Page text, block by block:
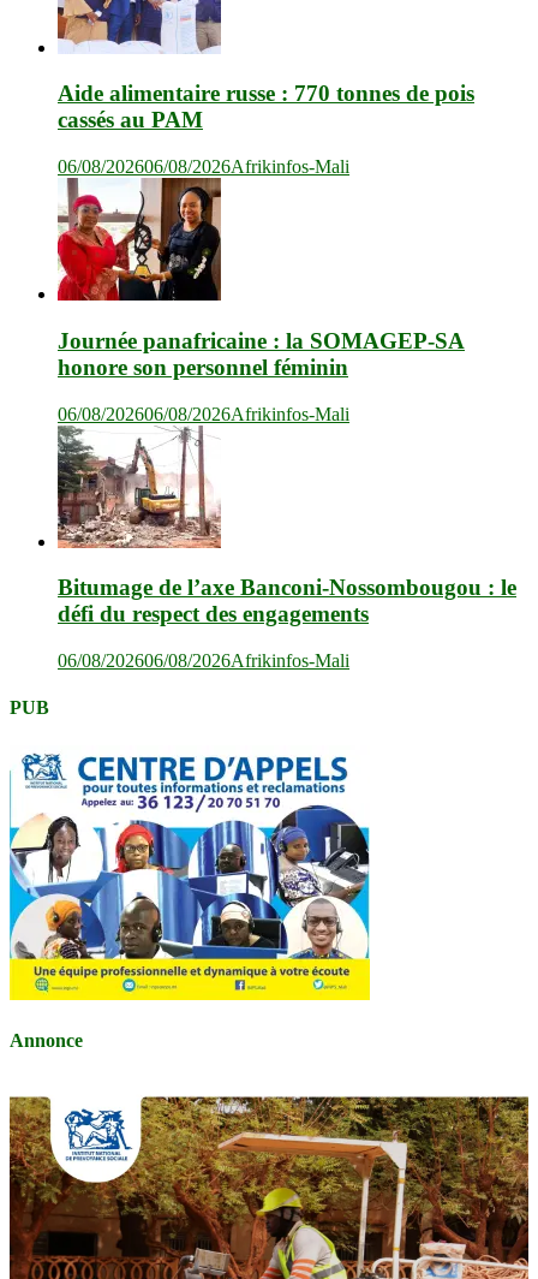
Aide alimentaire russe : 770 tonnes de pois
cassés au PAM
06/08/202606/08/2026Afrikinfos-Mali
Journée panafricaine : la SOMAGEP-SA
honore son personnel féminin
06/08/202606/08/2026Afrikinfos-Mali
Bitumage de l’axe Banconi-Nossombougou : le
défi du respect des engagements
06/08/202606/08/2026Afrikinfos-Mali
PUB
Annonce